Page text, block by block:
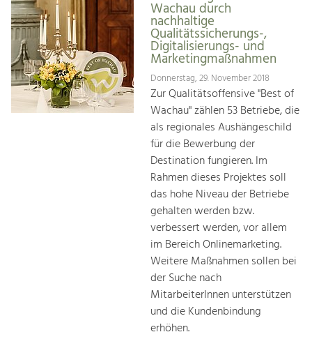
Wachau durch
nachhaltige
Qualitätssicherungs-,
Digitalisierungs- und
Marketingmaßnahmen
Donnerstag, 29. November 2018
Zur Qualitätsoffensive "Best of
Wachau" zählen 53 Betriebe, die
als regionales Aushängeschild
für die Bewerbung der
Destination fungieren. Im
Rahmen dieses Projektes soll
das hohe Niveau der Betriebe
gehalten werden bzw.
verbessert werden, vor allem
im Bereich Onlinemarketing.
Weitere Maßnahmen sollen bei
der Suche nach
MitarbeiterInnen unterstützen
und die Kundenbindung
erhöhen.